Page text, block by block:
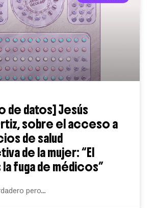
de datos] Jesús
sobre el acceso a
de salud
de la mujer: “El
fuga de médicos”
pero…